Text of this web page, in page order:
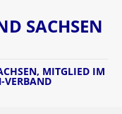
SACHSEN
MITGLIED IM
VERBAND